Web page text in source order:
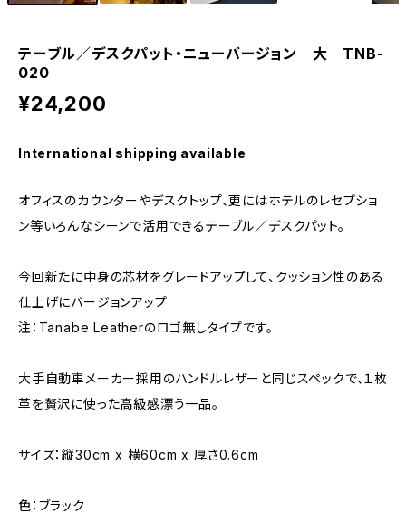
テーブル／デスクパット・ニューバージョン 大 TNB-
020
¥24,200
International shipping available
オフィスのカウンターやデスクトップ、更にはホテルのレセプショ
ン等いろんなシーンで活用できるテーブル／デスクパット。
今回新たに中身の芯材をグレードアップして、クッション性のある
仕上げにバージョンアップ
注：Tanabe Leatherのロゴ無しタイプです。
大手自動車メーカー採用のハンドルレザーと同じスペックで、１枚
革を贅沢に使った高級感漂う一品。
サイズ：縦30cm x 横60cm x 厚さ0.6cm
色：ブラック